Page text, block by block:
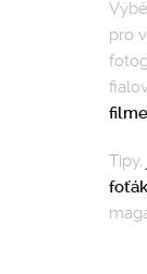
pro
Tipy,
foťák